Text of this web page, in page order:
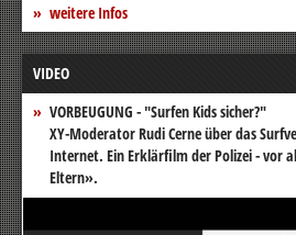
weitere Infos
VIDEO
VORBEUGUNG - "Surfen Kids sicher?"
XY-Moderator Rudi Cerne über das
Internet. Ein Erklärfilm der Polizei - vor
Eltern».
Video-